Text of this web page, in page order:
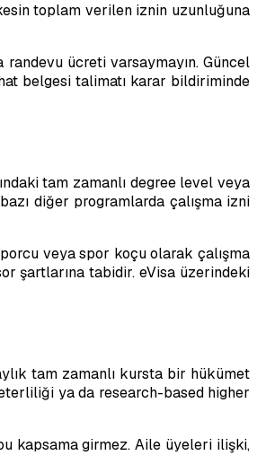
toplam verilen iznin uzunluğuna
ücreti varsaymayın. Güncel
belgesi talimatı karar bildiriminde
tam zamanlı degree level veya
diğer programlarda çalışma izni
veya spor koçu olarak çalışma
şartlarına tabidir. eVisa üzerindeki
tam zamanlı kursta bir hükümet
ya da research-based higher
kapsama girmez. Aile üyeleri ilişki,